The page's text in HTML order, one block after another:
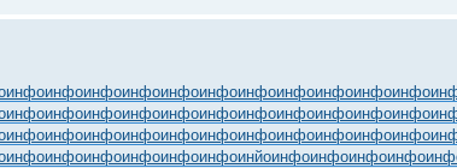
инфоинфоинфоинфоинфоинфоинфоинфоинфоинфоинфо
инфоинфоинфоинфоинфоинфоинфоинфоинфоинфоинфо
инфоинфоинфоинфоинфоинфоинфоинфоинфоинфоинфо
инфоинфоинфоинфоинфоинфоинйоинфоинфоинфоинфо